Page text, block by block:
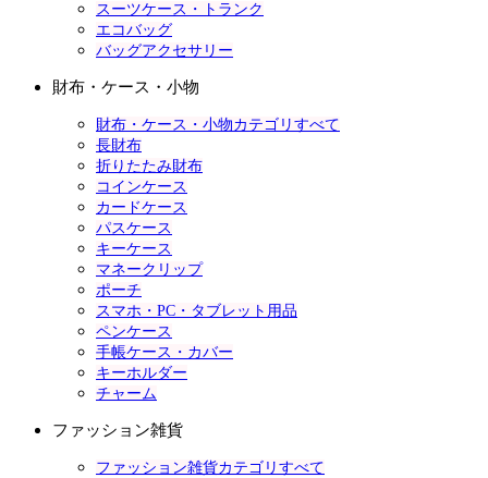
スーツケース・トランク
エコバッグ
バッグアクセサリー
財布・ケース・小物
財布・ケース・小物カテゴリすべて
長財布
折りたたみ財布
コインケース
カードケース
パスケース
キーケース
マネークリップ
ポーチ
スマホ・PC・タブレット用品
ペンケース
手帳ケース・カバー
キーホルダー
チャーム
ファッション雑貨
ファッション雑貨カテゴリすべて